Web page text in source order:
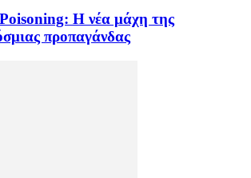
Η νέα μάχη της
προπαγάνδας